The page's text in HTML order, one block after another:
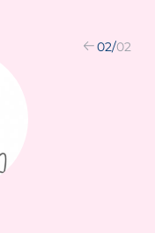
02/02